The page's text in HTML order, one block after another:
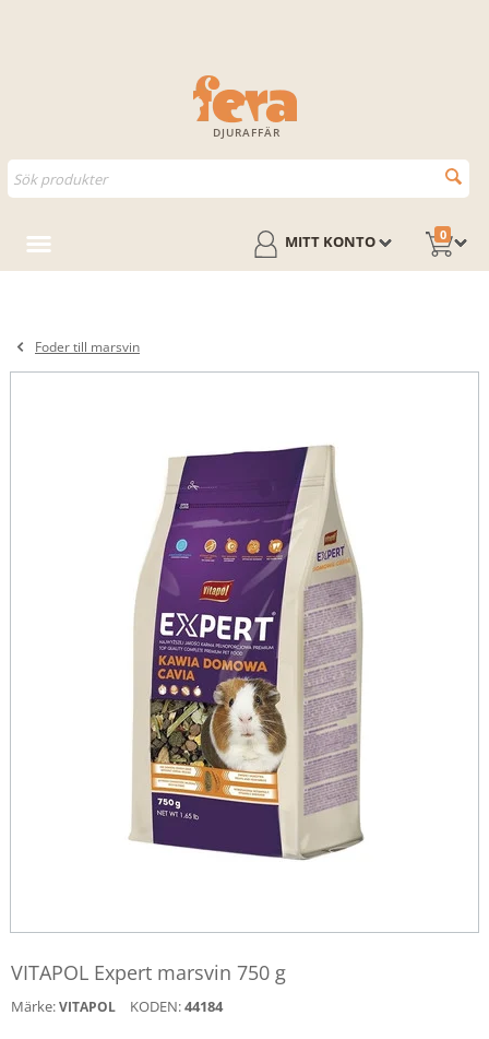
DJURAFFÄR
0
MITT KONTO
Foder till marsvin
VITAPOL Expert marsvin 750 g
Märke:VITAPOL KODEN:44184